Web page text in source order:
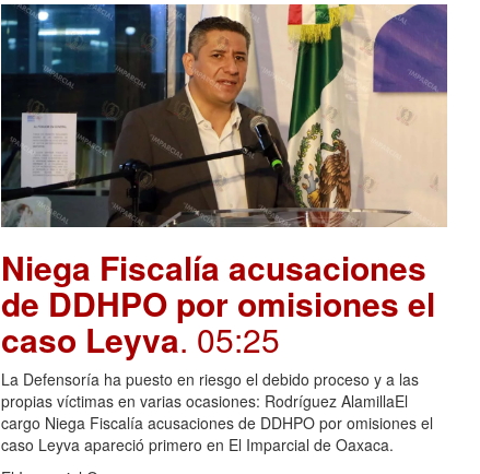
Niega Fiscalía acusaciones
de DDHPO por omisiones el
caso Leyva. 05:25
La Defensoría ha puesto en riesgo el debido proceso y a las
propias víctimas en varias ocasiones: Rodríguez AlamillaEl
cargo Niega Fiscalía acusaciones de DDHPO por omisiones el
caso Leyva apareció primero en El Imparcial de Oaxaca.